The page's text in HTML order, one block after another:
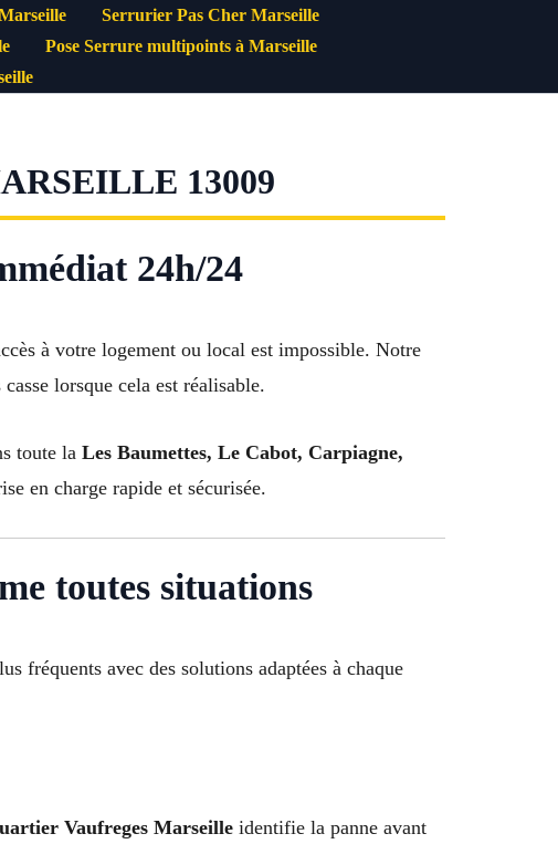
Serrurier Pas Cher Marseille
Pose Serrure multipoints à Marseille
13009
24h/24
à votre logement ou local est impossible. Notre
lorsque cela est réalisable.
toute la Les Baumettes, Le Cabot, Carpiagne,
en charge rapide et sécurisée.
toutes situations
fréquents avec des solutions adaptées à chaque
Vaufreges Marseille identifie la panne avant